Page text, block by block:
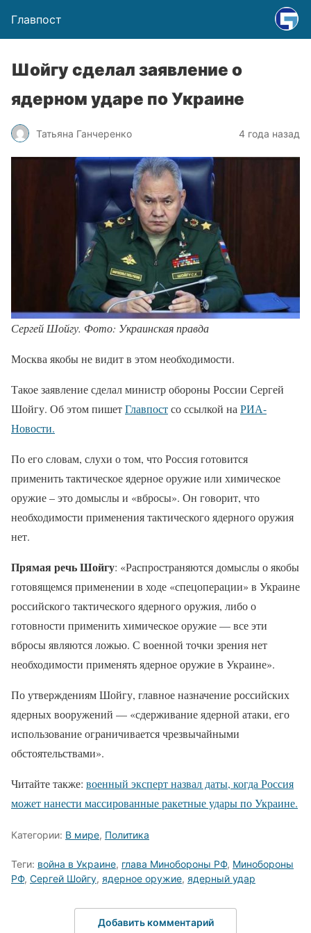
Главпост
Шойгу сделал заявление о
ядерном ударе по Украине
Татьяна Ганчеренко 4 года назад
Сергей Шойгу. Фото: Украинская правда
Москва якобы не видит в этом необходимости.
Такое заявление сделал министр обороны России Сергей
Шойгу. Об этом пишетГлавпостсо ссылкой наРИА-
Новости.
По его словам, слухи о том, что Россия готовится
применить тактическое ядерное оружие или химическое
оружие – это домыслы и «вбросы». Он говорит, что
необходимости применения тактического ядерного оружия
нет.
Прямая речь Шойгу: «Распространяются домыслы о якобы
готовящемся применении в ходе «спецоперации» в Украине
российского тактического ядерного оружия, либо о
готовности применить химическое оружие — все эти
вбросы являются ложью. С военной точки зрения нет
необходимости применять ядерное оружие в Украине».
По утверждениям Шойгу, главное назначение российских
ядерных вооружений — «сдерживание ядерной атаки, его
использование ограничивается чрезвычайными
обстоятельствами».
Читайте также: военный эксперт назвал даты, когда Россия
может нанести массированные ракетные удары по Украине.
Категории: В мире, Политика
Теги: война в Украине, глава Минобороны РФ, Минобороны
РФ, Сергей Шойгу, ядерное оружие, ядерный удар
Добавить комментарий